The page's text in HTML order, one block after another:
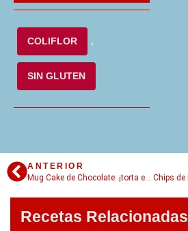
COLIFLOR ,
SIN GLUTEN
ANTERIOR
Mug Cake de Chocolate: ¡torta en 3 minutos!
Recetas Relacionadas